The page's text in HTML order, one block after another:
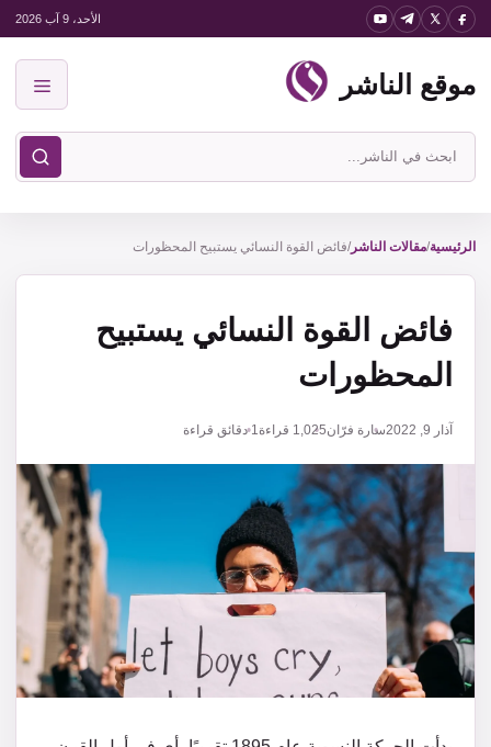
انتقل
المحتوى
الأحد، 9 آب 2026
موقع الناشر
ابحث
في
الناشر
الرئيسية/مقالات الناشر/فائض القوة النسائي يستبيح المحظورات
فائض القوة النسائي يستبيح
المحظورات
آذار 9, 2022 سارة فرّان1,025 قراءة1 دقائق قراءة